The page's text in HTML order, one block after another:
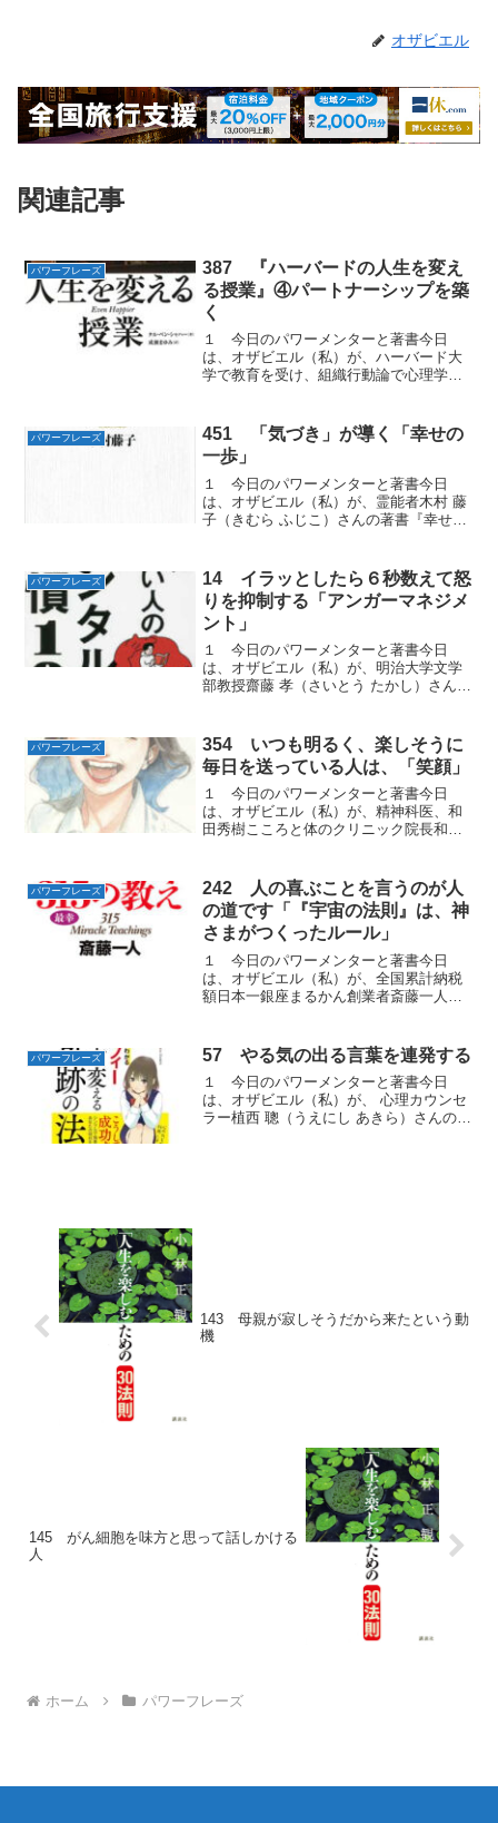
オザビエル
関連記事
パワーフレーズ
387 『ハーバードの人生を変え
る授業』④パートナーシップを築
く
１ 今日のパワーメンターと著書今日
は、オザビエル（私）が、ハーバード大
学で教育を受け、組織行動論で心理学の
を変える授業』から学んだ世界最高学府
の学生たちを最も熱狂させた...
パワーフレーズ
451 「気づき」が導く「幸せの
一歩」
１ 今日のパワーメンターと著書今日
は、オザビエル（私）が、霊能者木村 藤
子（きむら ふじこ）さんの著書『幸せを
お届けします。２ たくさんの方が幸せ
になってほしい毎日、...
パワーフレーズ
14 イラッとしたら６秒数えて怒
りを抑制する「アンガーマネジメ
ント」
１ 今日のパワーメンターと著書今日
は、オザビエル（私）が、明治大学文学
部教授齋藤 孝（さいとう たかし）さんの
いるのと同じ「パワーフレーズ」をお届
けします。２...
パワーフレーズ
354 いつも明るく、楽しそうに
毎日を送っている人は、「笑顔」
１ 今日のパワーメンターと著書今日
は、オザビエル（私）が、精神科医、和
田秀樹こころと体のクリニック院長和田
から学んだいつも明るく、楽しそうに毎
日を送る「パワーフレー...
パワーフレーズ
242 人の喜ぶことを言うのが人
の道です「『宇宙の法則』は、神
さまがつくったルール」
１ 今日のパワーメンターと著書今日
は、オザビエル（私）が、全国累計納税
額日本一銀座まるかん創業者斎藤一人
せになるパワーフレイズをお届けしま
す。２ 「ついてる」と言...
パワーフレーズ 57 やる気の出る言葉を連発する
１ 今日のパワーメンターと著書今日
は、オザビエル（私）が、 心理カウンセ
ラー植西 聰（うえにし あきら）さんの著
143 母親が寂しそうだから来たという動
機
145 がん細胞を味方と思って話しかける
人
ホーム パワーフレーズ